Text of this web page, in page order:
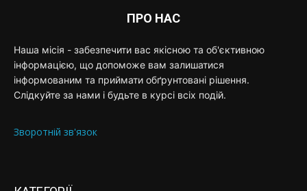
ПРО НАС
Наша місія - забезпечити вас якісною та об'єктивною
інформацією, що допоможе вам залишатися
інформованим та приймати обґрунтовані рішення.
Слідкуйте за нами і будьте в курсі всіх подій.
Зворотній зв'язок